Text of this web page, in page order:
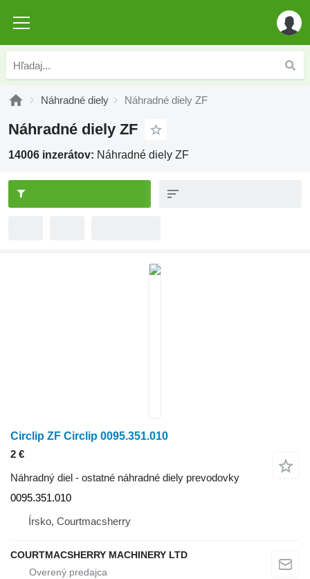
Náhradné diely Náhradné diely ZF
Náhradné diely ZF
14006 inzerátov: Náhradné diely ZF
Circlip ZF Circlip 0095.351.010
2 €
Náhradný diel - ostatné náhradné diely prevodovky
0095.351.010
Írsko, Courtmacsherry
COURTMACSHERRY MACHINERY LTD